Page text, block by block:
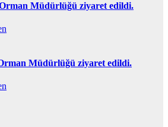
Müdürlüğü ziyaret edildi.
Müdürlüğü ziyaret edildi.